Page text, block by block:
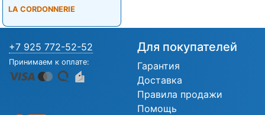
LA CORDONNERIE
+7 925 772-52-52
Принимаем к оплате:
Для покупателей
Гарантия
Доставка
Правила продажи
Помощь